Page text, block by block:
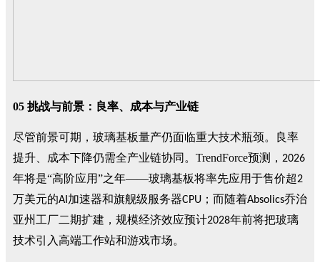
05 挑战与前景：良率、成本与产业链
尽管前景可期，玻璃基板量产仍面临重大技术瓶颈。良率
提升、成本下降仍需全产业链协同。TrendForce预测， 2026
年将是“高阶应用”之年——玻璃基板将率先应用于售价超2
万美元的AI 加速器和旗舰级服务器CPU ；而随着Absolics乔治
亚州工厂二期扩建，规模经济效应预计2028年前将把玻璃
技术引入高端工作站和游戏市场。